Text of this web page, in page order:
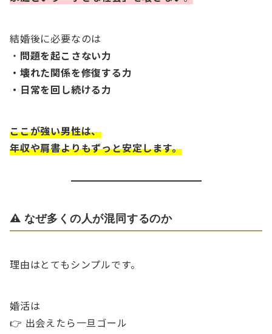
結婚後に必要なのは
・ 問題を起こさない力
・壊れた関係を修復する力
・日常を回し続ける力
ここが強い男性は、
年収や肩書よりもずっと安定します。
⚠️ なぜ多くの人が混同するのか
理由はとてもシンプルです。
婚活は
👉 出会えたら一旦ゴール